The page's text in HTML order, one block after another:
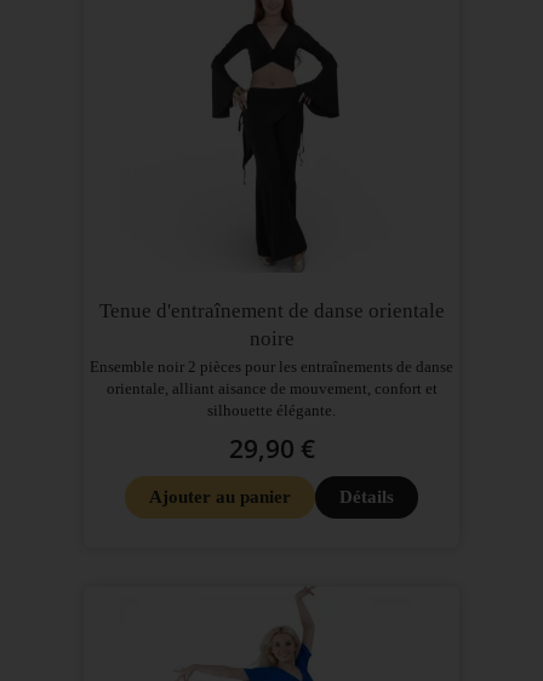
Tenue d'entraînement de danse orientale
noire
Ensemble noir 2 pièces pour les entraînements de danse
orientale, alliant aisance de mouvement, confort et
silhouette élégante.
29,90 €
Ajouter au panier Détails